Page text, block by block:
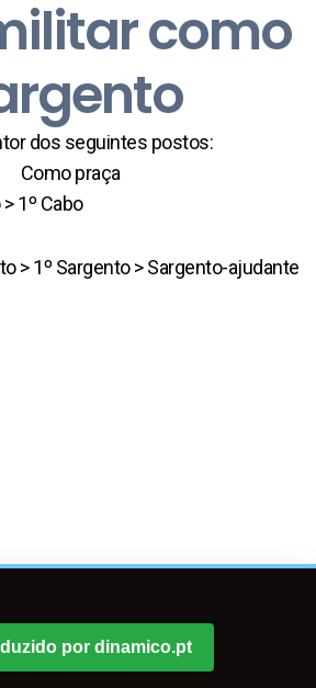
como
dos seguintes postos:
Como praça
1º Cabo
> 1º Sargento > Sargento-ajudante
por dinamico.pt